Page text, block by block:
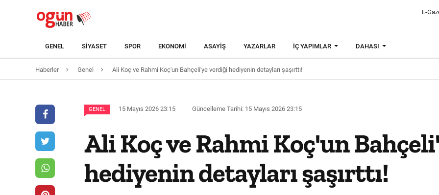
E-
GENEL SIYASET SPOR EKONOMI ASAYIŞ YAZARLAR İÇ YAPIMLAR DAHASI
Haberler Genel Ali Koç ve Rahmi Koç'un Bahçeli'ye verdiği hediyenin detayları şaşırttı!
GENEL 15 Mayıs 2026 23:15 Güncelleme Tarihi: 15 Mayıs 2026 23:15
Ali Koç ve Rahmi Koç'un
hediyenin detayları şaşırttı!